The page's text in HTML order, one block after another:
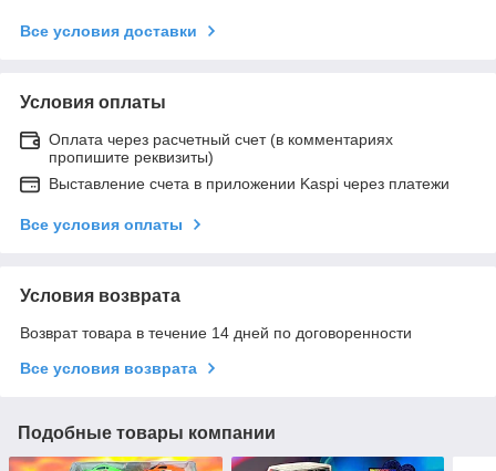
Все условия доставки
Условия оплаты
Оплата через расчетный счет (в комментариях
пропишите реквизиты)
Выставление счета в приложении Kaspi через платежи
Все условия оплаты
Условия возврата
Возврат товара в течение 14 дней по договоренности
Все условия возврата
Подобные товары компании